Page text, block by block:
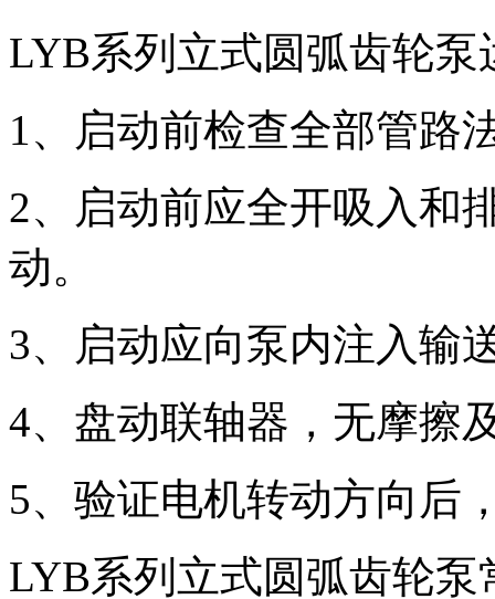
LYB系列立式圆弧齿轮
1、启动前检查全部管路
2、启动前应全开吸入和
动。
3、
启动应向泵内注入输
4、盘动联轴器，无摩擦
5、验证电机转动方向后
LYB系列立式圆弧齿轮